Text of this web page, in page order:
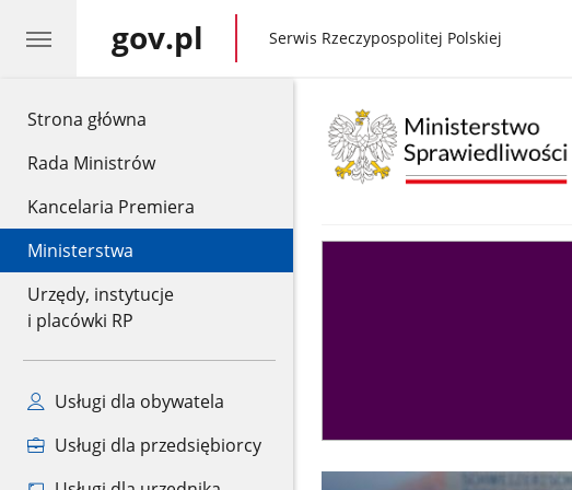
Strona główna
Rada Ministrów
Kancelaria Premiera
Ministerstwa
Urzędy, instytucje
i placówki RP
Usługi dla obywatela
Usługi dla przedsiębiorcy
gov.pl gov.pl
Serwis Rzeczypospolitej Polskiej